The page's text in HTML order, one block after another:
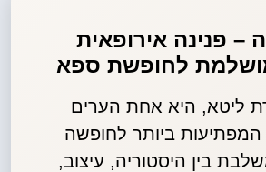
– פנינה אירופאית
לחופשת ספא
ליטא, היא אחת הערים
המפתיעות ביותר לחופשה
בין היסטוריה, עיצוב,